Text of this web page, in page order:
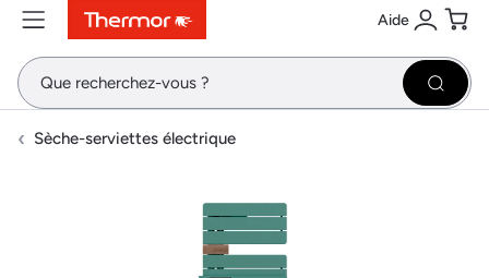
ContenuMenuRecherche Aide
Se
Sèche-serviettes électrique